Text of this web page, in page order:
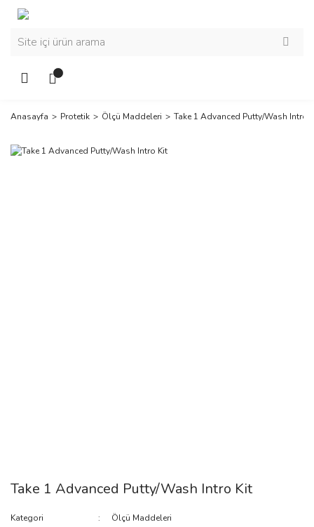
Anasayfa Protetik Ölçü Maddeleri Take 1 Advanced Putty/Wash Intro
Take 1 Advanced Putty/Wash Intro Kit
Kategori
Ölçü Maddeleri